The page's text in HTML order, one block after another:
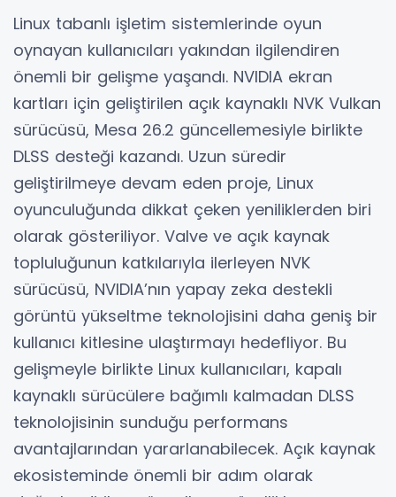
Linux tabanlı işletim sistemlerinde oyun
oynayan kullanıcıları yakından ilgilendiren
önemli bir gelişme yaşandı. NVIDIA ekran
kartları için geliştirilen açık kaynaklı NVK Vulkan
sürücüsü, Mesa 26.2 güncellemesiyle birlikte
DLSS desteği kazandı. Uzun süredir
geliştirilmeye devam eden proje, Linux
oyunculuğunda dikkat çeken yeniliklerden biri
olarak gösteriliyor. Valve ve açık kaynak
topluluğunun katkılarıyla ilerleyen NVK
sürücüsü, NVIDIA’nın yapay zeka destekli
görüntü yükseltme teknolojisini daha geniş bir
kullanıcı kitlesine ulaştırmayı hedefliyor. Bu
gelişmeyle birlikte Linux kullanıcıları, kapalı
kaynaklı sürücülere bağımlı kalmadan DLSS
teknolojisinin sunduğu performans
avantajlarından yararlanabilecek. Açık kaynak
ekosisteminde önemli bir adım olarak